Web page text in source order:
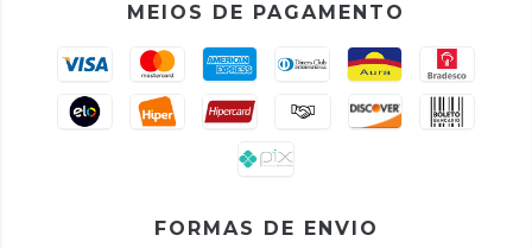
MEIOS DE PAGAMENTO
FORMAS DE ENVIO